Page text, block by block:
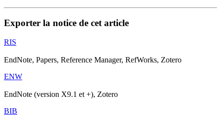
Exporter la notice de cet article
RIS
EndNote, Papers, Reference Manager, RefWorks, Zotero
ENW
EndNote (version X9.1 et +), Zotero
BIB